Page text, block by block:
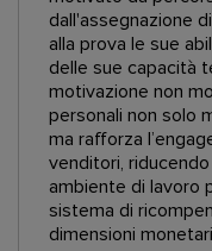
dall'assegnazione
alla prova le sue
delle sue capacità
motivazione non
personali non solo
ma rafforza
venditori,
ambiente di lavoro
sistema di
dimensioni